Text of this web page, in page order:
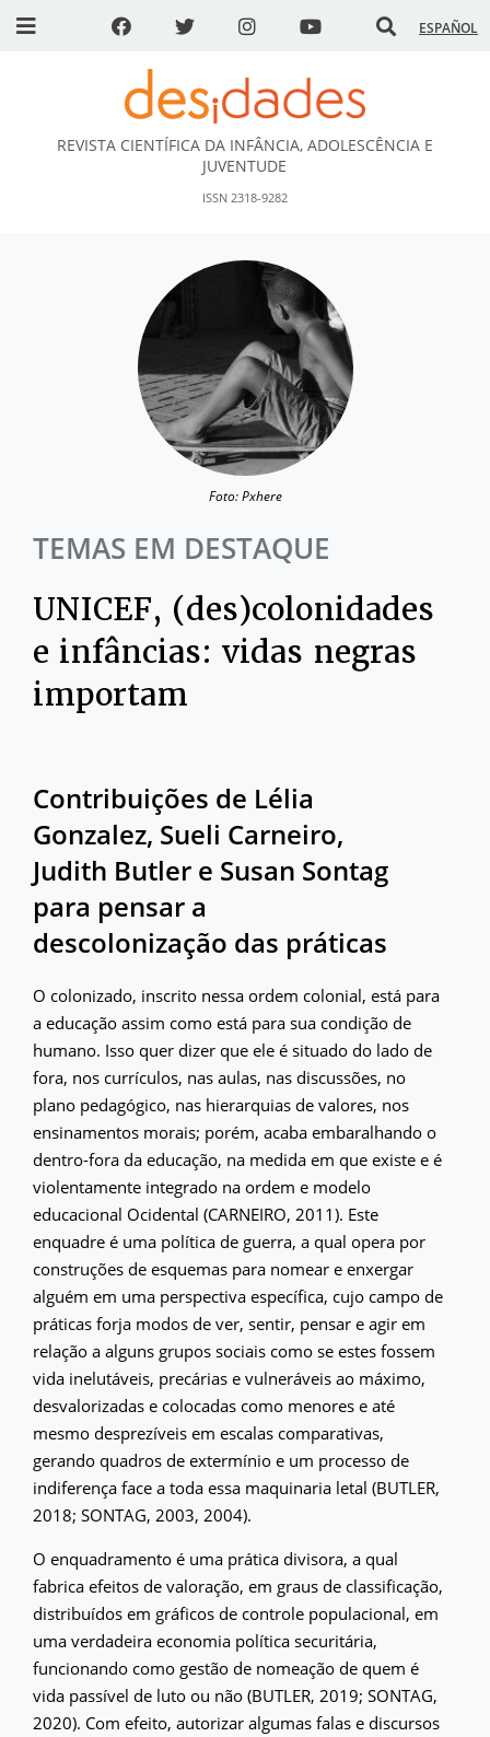
ESPAÑOL
DESidades
REVISTA CIENTÍFICA DA INFÂNCIA, ADOLESCÊNCIA E
JUVENTUDE
ISSN 2318-9282
Foto: Pxhere
TEMAS EM DESTAQUE
UNICEF, (des)colonidades
e infâncias: vidas negras
importam
Contribuições de Lélia
Gonzalez, Sueli Carneiro,
Judith Butler e Susan Sontag
para pensar a
descolonização das práticas
O colonizado, inscrito nessa ordem colonial, está para
a educação assim como está para sua condição de
humano. Isso quer dizer que ele é situado do lado de
fora, nos currículos, nas aulas, nas discussões, no
plano pedagógico, nas hierarquias de valores, nos
ensinamentos morais; porém, acaba embaralhando o
dentro-fora da educação, na medida em que existe e é
violentamente integrado na ordem e modelo
educacional Ocidental (CARNEIRO, 2011). Este
enquadre é uma política de guerra, a qual opera por
construções de esquemas para nomear e enxergar
alguém em uma perspectiva específica, cujo campo de
práticas forja modos de ver, sentir, pensar e agir em
relação a alguns grupos sociais como se estes fossem
vida inelutáveis, precárias e vulneráveis ao máximo,
desvalorizadas e colocadas como menores e até
mesmo desprezíveis em escalas comparativas,
gerando quadros de extermínio e um processo de
indiferença face a toda essa maquinaria letal (BUTLER,
2018; SONTAG, 2003, 2004).
O enquadramento é uma prática divisora, a qual
fabrica efeitos de valoração, em graus de classificação,
distribuídos em gráficos de controle populacional, em
uma verdadeira economia política securitária,
funcionando como gestão de nomeação de quem é
vida passível de luto ou não (BUTLER, 2019; SONTAG,
2020). Com efeito, autorizar algumas falas e discursos